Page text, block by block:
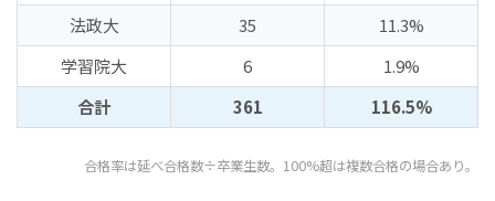
法政大
35
11.3%
学習院大
6
1.9%
合計
361 116.5%
合格率は延べ合格数÷卒業生数。100%超は複数合格の場合あり。